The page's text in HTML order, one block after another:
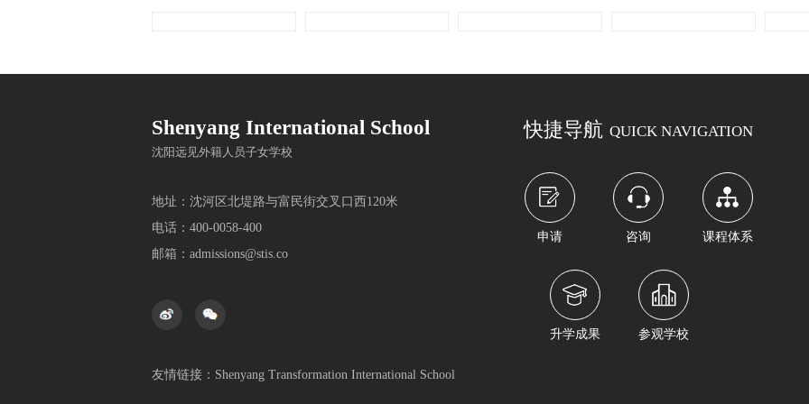
Shenyang International School
沈阳远见外籍人员子女学校
地址：沈河区北堤路与富民街交叉口西120米
电话：400-0058-400
邮箱：admissions@stis.co
快捷导航 QUICK NAVIGATION
申请 咨询 课程体系
升学成果 参观学校
友情链接： Shenyang Transformation International School